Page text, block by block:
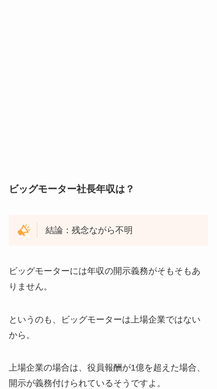
ビッグモーター社長年収は？
結論：残念ながら不明
ビッグモーターには年収の開示義務がそもそもあ
りません。
というのも、ビッグモーターは上場企業ではない
から。
上場企業の場合は、役員報酬が1億を超えた場合、
開示が義務付けられているそうですよ。